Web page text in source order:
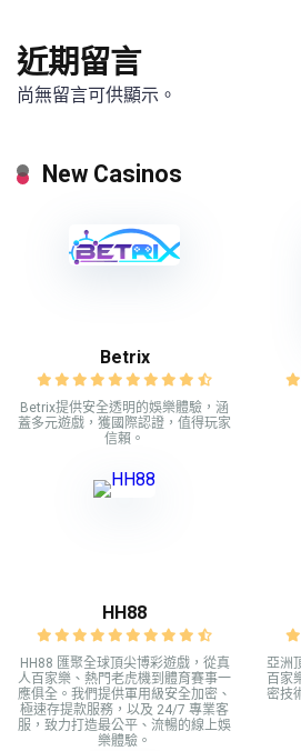
近期留言
尚無留言可供顯示。
New Casinos
Betrix
Betrix提供安全透明的娛樂體驗，涵
蓋多元遊戲，獲國際認證，值得玩家
信賴。
HH88
HH88 匯聚全球頂尖博彩遊戲，從真
人百家樂、熱門老虎機到體育賽事一
應俱全。我們提供軍用級安全加密、
極速存提款服務，以及 24/7 專業客
服，致力打造最公平、流暢的線上娛
樂體驗。
亞洲
百家
密技